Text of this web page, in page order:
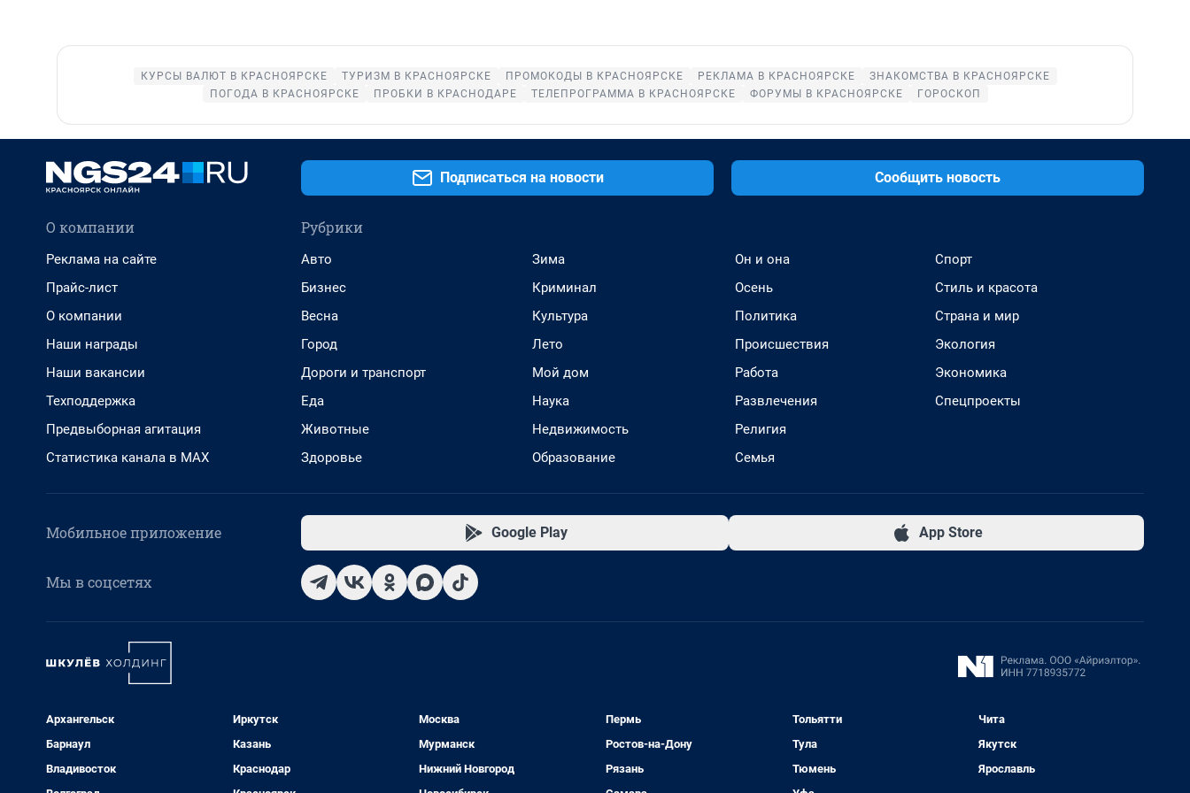
КУРСЫ ВАЛЮТ В КРАСНОЯРСКЕ ТУРИЗМ В КРАСНОЯРСКЕ ПРОМОКОДЫ В КРАСНОЯРСКЕ РЕКЛАМА В КРАСНОЯРСКЕ
ЗНАКОМСТВА В КРАСНОЯРСКЕ
ПОГОДА В КРАСНОЯРСКЕ
ПРОБКИ В КРАСНОДАРЕ ТЕЛЕПРОГРАММА В КРАСНОЯРСКЕ ФОРУМЫ В КРАСНОЯРСКЕ ГОРОСКОП
Подписаться на новости Сообщить новость
О компании
Реклама на сайте
Прайс-лист
О компании
Наши награды
Наши вакансии
Техподдержка
Предвыборная агитация
Статистика канала в MAX
Рубрики
Авто
Бизнес
Весна
Город
Дороги и транспорт
Еда
Животные
Здоровье
Зима
Криминал
Культура
Лето
Мой дом
Наука
Недвижимость
Образование
Он и она
Осень
Политика
Происшествия
Работа
Развлечения
Религия
Семья
Спорт
Стиль и красота
Страна и мир
Экология
Экономика
Спецпроекты
Мобильное приложение Google Play App Store
Мы в соцсетях
Архангельск
Барнаул
Владивосток
Иркутск
Казань
Краснодар
Москва
Мурманск
Нижний Новгород
Пермь
Ростов-на-Дону
Рязань
Тольятти
Тула
Тюмень
Чита
Якутск
Ярославль